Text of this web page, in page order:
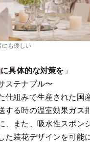
にも優しい
具体的な対策を 」
ステナブル〜
仕組みで生産された国
する時の温室効果ガス
、また、吸水性スポン
た装花デザインを可能